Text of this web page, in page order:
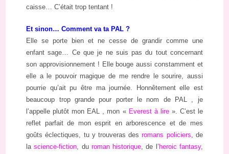
caisse… C’était trop tentant !
Et sinon… Comment va ta PAL ?
Elle se porte bien et ne cesse de grandir comme une
enfant sage… Ce que je ne suis pas du tout concernant
son approvisionnement ! Elle bouge aussi constamment et
elle a le pouvoir magique de me rendre le sourire, aussi
pourrie qu’ait pu être ma journée. Honnêtement elle est
beaucoup trop grande pour porter le nom de PAL , je
l’appelle plutôt mon EAL , mon « Everest à lire». C’est le
reflet parfait de mon esprit en arborescence et de mes
goûts éclectiques, tu y trouveras desromans policiers, de
lascience-fiction, du roman historique, de l’ heroic fantasy,